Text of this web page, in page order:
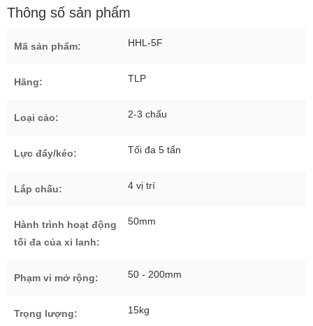
Thông số sản phẩm
Mã sản phẩm: HHL-5F
Hãng: TLP
Loại cảo: 2-3 chấu
Lực đẩy/kéo: Tối đa 5 tấn
Lắp chấu: 4 vị trí
Hành trình hoạt động
tối đa của xi lanh:
50mm
Phạm vi mở rộng: 50 - 200mm
Trọng lượng: 15kg